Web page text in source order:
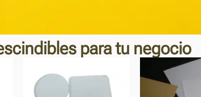
para tu negocio